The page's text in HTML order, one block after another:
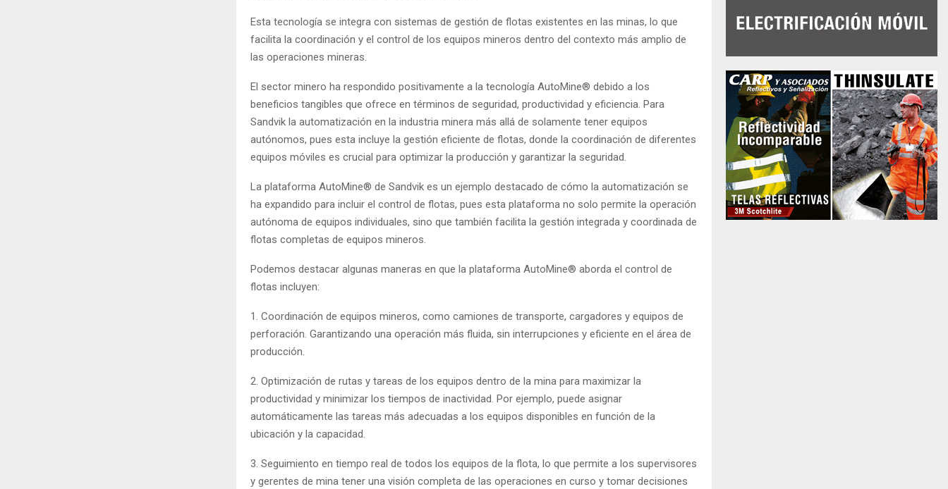
Esta tecnología se integra con sistemas de gestión de flotas existentes en las minas, lo que
facilita la coordinación y el control de los equipos mineros dentro del contexto más amplio de
las operaciones mineras.
El sector minero ha respondido positivamente a la tecnología AutoMine® debido a los
beneficios tangibles que ofrece en términos de seguridad, productividad y eficiencia. Para
Sandvik la automatización en la industria minera más allá de solamente tener equipos
autónomos, pues esta incluye la gestión eficiente de flotas, donde la coordinación de diferentes
equipos móviles es crucial para optimizar la producción y garantizar la seguridad.
La plataforma AutoMine® de Sandvik es un ejemplo destacado de cómo la automatización se
ha expandido para incluir el control de flotas, pues esta plataforma no solo permite la operación
autónoma de equipos individuales, sino que también facilita la gestión integrada y coordinada de
flotas completas de equipos mineros.
Podemos destacar algunas maneras en que la plataforma AutoMine® aborda el control de
flotas incluyen:
1. Coordinación de equipos mineros, como camiones de transporte, cargadores y equipos de
perforación. Garantizando una operación más fluida, sin interrupciones y eficiente en el área de
producción.
2. Optimización de rutas y tareas de los equipos dentro de la mina para maximizar la
productividad y minimizar los tiempos de inactividad. Por ejemplo, puede asignar
automáticamente las tareas más adecuadas a los equipos disponibles en función de la
ubicación y la capacidad.
3. Seguimiento en tiempo real de todos los equipos de la flota, lo que permite a los supervisores
y gerentes de mina tener una visión completa de las operaciones en curso y tomar decisiones